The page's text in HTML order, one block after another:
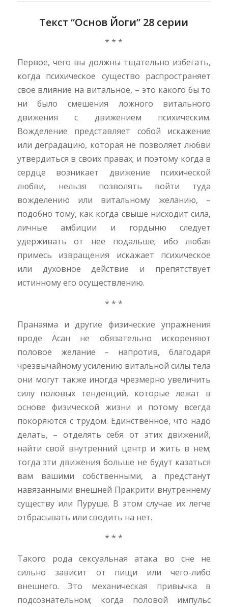
Текст “Основ Йоги” 28 серии
* * *
Первое, чего вы должны тщательно избегать,
когда психическое существо распространяет
свое влияние на витальное, – это какого бы то
ни было смешения ложного витального
движения с движением психическим.
Вожделение представляет собой искажение
или деградацию, которая не позволяет любви
утвердиться в своих правах; и поэтому когда в
сердце возникает движение психической
любви, нельзя позволять войти туда
вожделению или витальному желанию, –
подобно тому, как когда свыше нисходит сила,
личные амбиции и гордыню следует
удерживать от нее подальше; ибо любая
примесь извращения искажает психическое
или духовное действие и препятствует
истинному его осуществлению.
* * *
Пранаяма и другие физические упражнения
вроде Асан не обязательно искореняют
половое желание – напротив, благодаря
чрезвычайному усилению витальной силы тела
они могут также иногда чрезмерно увеличить
силу половых тенденций, которые лежат в
основе физической жизни и потому всегда
покоряются с трудом. Единственное, что надо
делать, – отделять себя от этих движений,
найти свой внутренний центр и жить в нем;
тогда эти движения больше не будут казаться
вам вашими собственными, а предстанут
навязанными внешней Пракрити внутреннему
существу или Пуруше. В этом случае их легче
отбрасывать или сводить на нет.
* * *
Такого рода сексуальная атака во сне не
сильно зависит от пищи или чего-либо
внешнего. Это механическая привычка в
подсознательном; когда половой импульс